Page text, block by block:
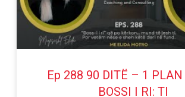
Ep 288 90 DITË – 1
BOSSI I RI: TI